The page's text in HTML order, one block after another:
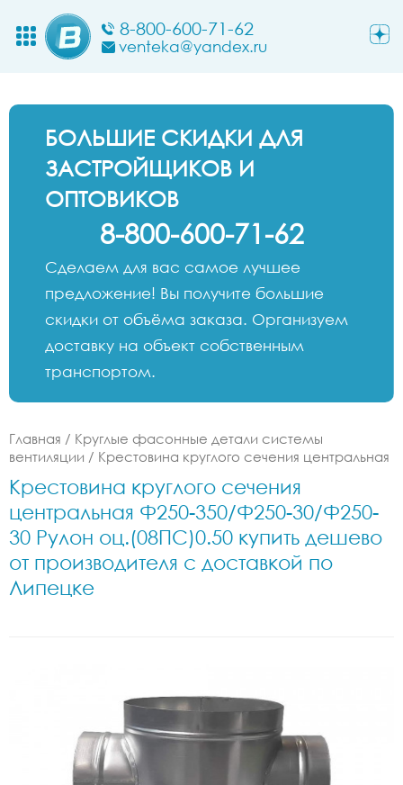
8-800-600-71-62
venteka@yandex.ru
БОЛЬШИЕ СКИДКИ ДЛЯ
ЗАСТРОЙЩИКОВ И
ОПТОВИКОВ
8-800-600-71-62
Сделаем для вас самое лучшее
предложение! Вы получите большие
скидки от объёма заказа. Организуем
доставку на объект собственным
транспортом.
Главная / Круглые фасонные детали системы
вентиляции / Крестовина круглого сечения центральная
Крестовина круглого сечения
центральная Ф250-350/Ф250-30/Ф250-
30 Рулон оц.(08ПС)0.50 купить дешево
от производителя с доставкой по
Липецке